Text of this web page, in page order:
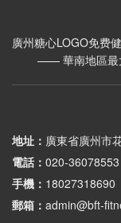
BFT3032B綜合腹
BFT2016坐式平蹬腿
BFT1056 提肩訓練
BFT-3017 腹背屈伸
BFT-1025 全身拉
BFT2038商用啞鈴
BFT-D02 坐式高拉/